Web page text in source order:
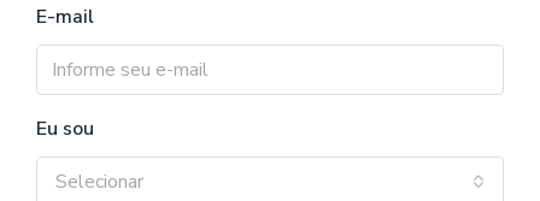
E-mail
Eu sou
Selecionar